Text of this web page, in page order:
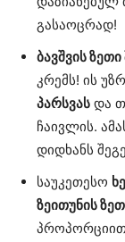
გასაოცრად!
ბავშვის ზეთი
კრემს! ის
პარსვას და
ჩაივლის.
დიდხანს
საუკეთესო
ზეითუნის
პროპორციით